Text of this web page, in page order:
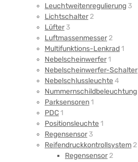
Leuchtweitenregulierung 3
Lichtschalter2
Lüfter 3
Luftmassenmesser2
Multifunktions-Lenkrad1
Nebelscheinwerfer1
Nebelscheinwerfer-Schalter
Nebelschlussleuchte 4
Nummernschildbeleuchtung
Parksensoren1
PDC1
Positionsleuchte 1
Regensensor 3
Reifendruckkontrollsystem2
Regensensor2